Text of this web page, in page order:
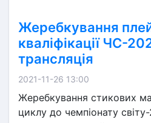
Жеребкування
кваліфікації ЧС-
трансляція
2021-11-26 13:00
Жеребкування стикових
циклу до чемпіонату